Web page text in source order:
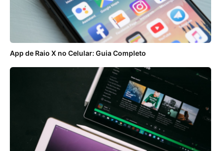
App de Raio X no Celular: Guia Completo